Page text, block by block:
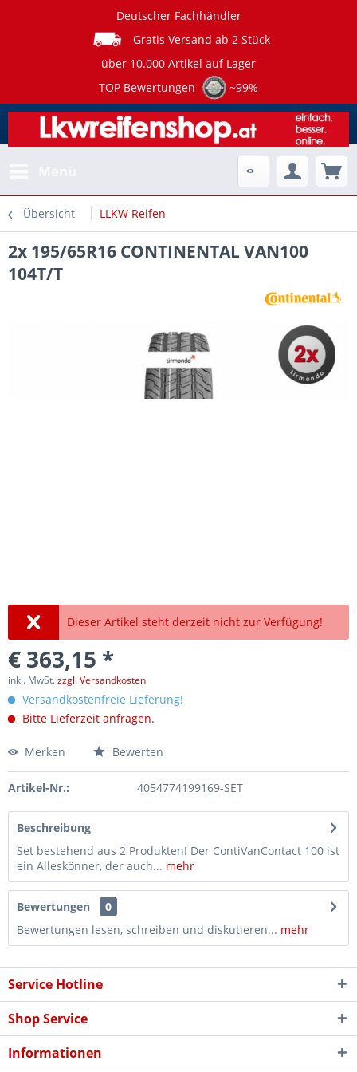
Deutscher Fachhändler
Gratis Versand ab 2 Stück
über 10.000 Artikel auf Lager
TOP Bewertungen
~99%
Übersicht LLKW Reifen
2x 195/65R16 CONTINENTAL VAN100
104T/T
Dieser Artikel steht derzeit nicht zur Verfügung!
€ 363,15 *
inkl. MwSt.zzgl. Versandkosten
Versandkostenfreie Lieferung!
Bitte Lieferzeit anfragen.
Merken Bewerten
Artikel-Nr.: 4054774199169-SET
Beschreibung
Set bestehend aus 2 Produkten! Der ContiVanContact 100 ist
ein Alleskönner, der auch... mehr
Bewertungen
0
Bewertungen lesen, schreiben und diskutieren... mehr
Service Hotline
Shop Service
Informationen